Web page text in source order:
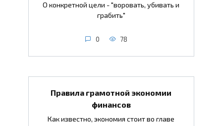
О конкретной цели - "воровать, убивать и
грабить"
0 78
Правила грамотной экономии
финансов
Как известно, экономия стоит во главе